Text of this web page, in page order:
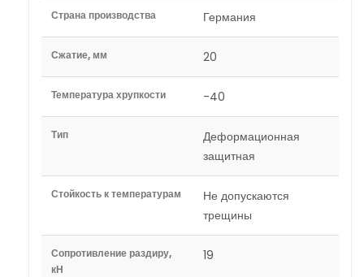
Страна производства Германия
Сжатие, мм 20
Температура хрупкости -40
Тип
Деформационная
защитная
Стойкость к температурам
Не допускаются
трещины
Сопротивление раздиру,
кН
19